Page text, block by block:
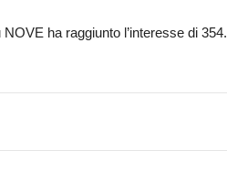
ha raggiunto l’interesse di